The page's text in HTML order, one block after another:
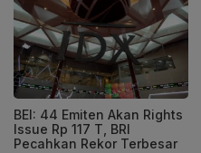
BEI: 44 Emiten Akan Rights
Issue Rp 117 T, BRI
Pecahkan Rekor Terbesar